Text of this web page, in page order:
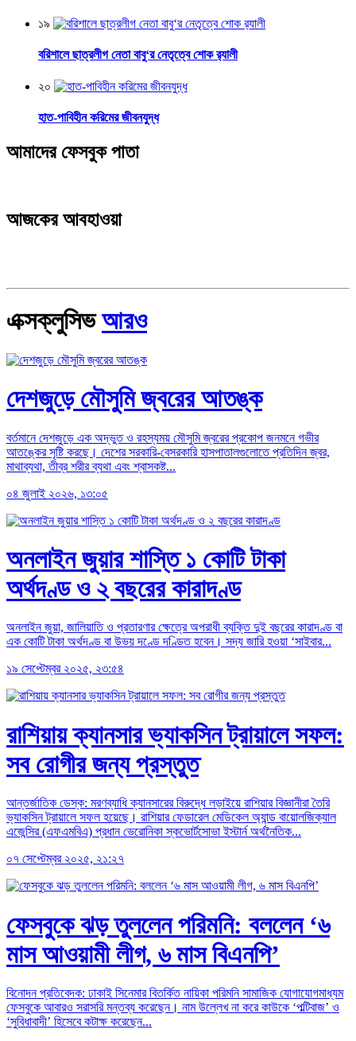
১৯
বরিশালে ছাত্রলীগ নেতা বাবু‘র নেতৃত্বে শোক র‌্যালী
২০
হাত-পাবিহীন করিমের জীবনযুদ্ধ
আমাদের ফেসবুক পাতা
আজকের আবহাওয়া
এক্সক্লুসিভআরও
দেশজুড়ে মৌসুমি জ্বরের আতঙ্ক
বর্তমানে দেশজুড়ে এক অদ্ভুত ও রহস্যময় মৌসুমি জ্বরের প্রকোপ জনমনে গভীর
আতঙ্কের সৃষ্টি করছে। দেশের সরকারি-বেসরকারি হাসপাতালগুলোতে প্রতিদিন জ্বর,
মাথাব্যথা, তীব্র শরীর ব্যথা এবং শ্বাসকষ্ট...
০৪ জুলাই ২০২৬, ১৩:০৫
অনলাইন জুয়ার শাস্তি ১ কোটি টাকা
অর্থদণ্ড ও ২ বছরের কারাদণ্ড
অনলাইন জুয়া, জালিয়াতি ও প্রতারণার ক্ষেত্রে অপরাধী ব্যক্তি দুই বছরের কারাদণ্ড বা
এক কোটি টাকা অর্থদণ্ড বা উভয় দণ্ডে দণ্ডিত হবেন। সদ্য জারি হওয়া ‘সাইবার...
১৯ সেপ্টেম্বর ২০২৫, ২৩:৫৪
রাশিয়ায় ক্যানসার ভ্যাকসিন ট্রায়ালে সফল:
সব রোগীর জন্য প্রস্তুত
আন্তর্জাতিক ডেস্ক: মরণব্যাধি ক্যানসারের বিরুদ্ধে লড়াইয়ে রাশিয়ার বিজ্ঞানীরা তৈরি
ভ্যাকসিন ট্রায়ালে সফল হয়েছে। রাশিয়ার ফেডারেল মেডিকেল অ্যান্ড বায়োলজিক্যাল
এজেন্সির (এফএমবিএ) প্রধান ভেরোনিকা স্কভোর্টসোভা ইস্টার্ন অর্থনৈতিক...
০৭ সেপ্টেম্বর ২০২৫, ২১:২৭
ফেসবুকে ঝড় তুললেন পরিমনি: বললেন ‘৬
মাস আওয়ামী লীগ, ৬ মাস বিএনপি’
বিনোদন প্রতিবেদক: ঢাকাই সিনেমার বিতর্কিত নায়িকা পরিমনি সামাজিক যোগাযোগমাধ্যম
ফেসবুকে আবারও সরাসরি মন্তব্য করেছেন। নাম উল্লেখ না করে কাউকে ‘পল্টিবাজ’ ও
‘সুবিধাবাদী’ হিসেবে কটাক্ষ করেছেন...